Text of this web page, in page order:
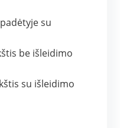
su
be išleidimo
su išleidimo